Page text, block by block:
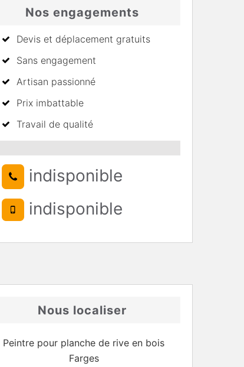
Nos engagements
Devis et déplacement gratuits
Sans engagement
Artisan passionné
Prix imbattable
Travail de qualité
indisponible
indisponible
Nous localiser
Peintre pour planche de rive en bois
Farges